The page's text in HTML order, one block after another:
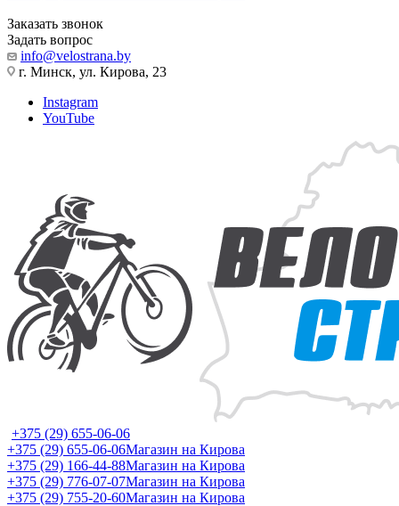
Заказать звонок
Задать вопрос
info@velostrana.by
г. Минск, ул. Кирова, 23
Instagram
YouTube
+375 (29) 655-06-06
+375 (29) 655-06-06Магазин на Кирова
+375 (29) 166-44-88Магазин на Кирова
+375 (29) 776-07-07Магазин на Кирова
+375 (29) 755-20-60Магазин на Кирова